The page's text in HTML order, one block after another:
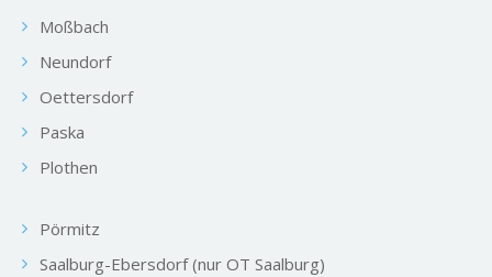
Moßbach
Neundorf
Oettersdorf
Paska
Plothen
Pörmitz
Saalburg-Ebersdorf (nur OT Saalburg)